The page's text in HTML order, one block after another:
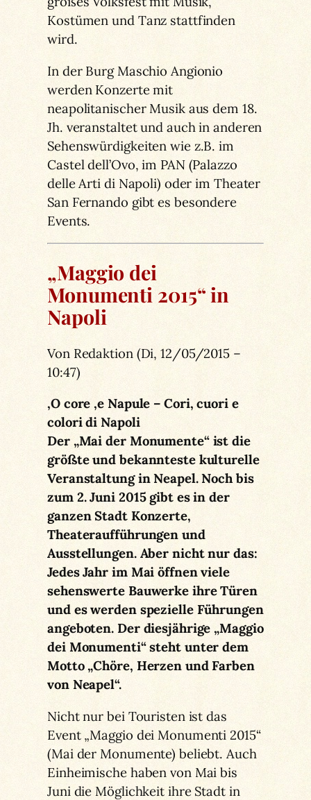
Kostümen und Tanz stattfinden
wird.
In der Burg Maschio Angionio
werden Konzerte mit
neapolitanischer Musik aus dem 18.
Jh. veranstaltet und auch in anderen
Sehenswürdigkeiten wie z.B. im
Castel dell’Ovo, im PAN (Palazzo
delle Arti di Napoli) oder im Theater
San Fernando gibt es besondere
Events.
„Maggio dei
Monumenti 2015“ in
Napoli
Von Redaktion (Di, 12/05/2015 –
10:47)
‚O core ‚e Napule – Cori, cuori e
colori di Napoli
Der „Mai der Monumente“ ist die
größte und bekannteste kulturelle
Veranstaltung in Neapel. Noch bis
zum 2. Juni 2015 gibt es in der
ganzen Stadt Konzerte,
Theateraufführungen und
Ausstellungen. Aber nicht nur das:
Jedes Jahr im Mai öffnen viele
sehenswerte Bauwerke ihre Türen
und es werden spezielle Führungen
angeboten. Der diesjährige „Maggio
dei Monumenti“ steht unter dem
Motto „Chöre, Herzen und Farben
von Neapel“.
Nicht nur bei Touristen ist das
Event „Maggio dei Monumenti 2015“
(Mai der Monumente) beliebt. Auch
Einheimische haben von Mai bis
Juni die Möglichkeit ihre Stadt in